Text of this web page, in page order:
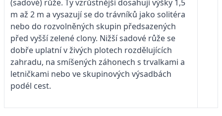
(sadové) růže. Ty vzrůstnější dosahují výšky 1,5
m až 2 m a vysazují se do trávníků jako solitéra
nebo do rozvolněných skupin předsazených
před vyšší zelené clony. Nižší sadové růže se
dobře uplatní v živých plotech rozdělujících
zahradu, na smíšených záhonech s trvalkami a
letničkami nebo ve skupinových výsadbách
podél cest.